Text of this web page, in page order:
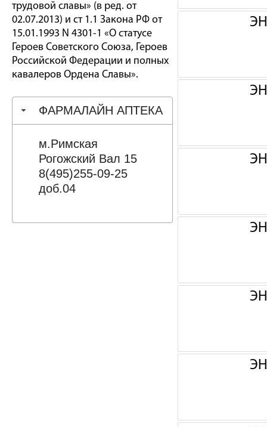
трудовой славы» (в ред. от
02.07.2013) и ст 1.1 Закона РФ от
15.01.1993 N 4301-1 «О статусе
Героев Советского Союза, Героев
Российской Федерации и полных
кавалеров Ордена Славы».
ФАРМАЛАЙН АПТЕКА
м.Римская
Рогожский Вал 15
8(495)255-09-25
доб.04